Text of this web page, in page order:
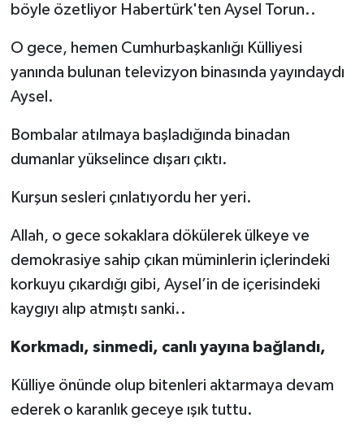
böyle özetliyor Habertürk'ten Aysel Torun..
O gece, hemen Cumhurbaşkanlığı Külliyesi
yanında bulunan televizyon binasında yayındaydı
Aysel.
Bombalar atılmaya başladığında binadan
dumanlar yükselince dışarı çıktı.
Kurşun sesleri çınlatıyordu her yeri.
Allah, o gece sokaklara dökülerek ülkeye ve
demokrasiye sahip çıkan müminlerin içlerindeki
korkuyu çıkardığı gibi, Aysel’in de içerisindeki
kaygıyı alıp atmıştı sanki..
Korkmadı, sinmedi, canlı yayına bağlandı,
Külliye önünde olup bitenleri aktarmaya devam
ederek o karanlık geceye ışık tuttu.